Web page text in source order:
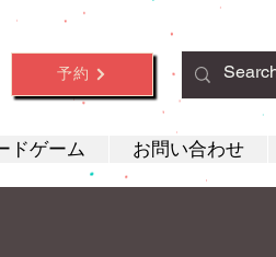
予約
ドゲーム お問い合わせ